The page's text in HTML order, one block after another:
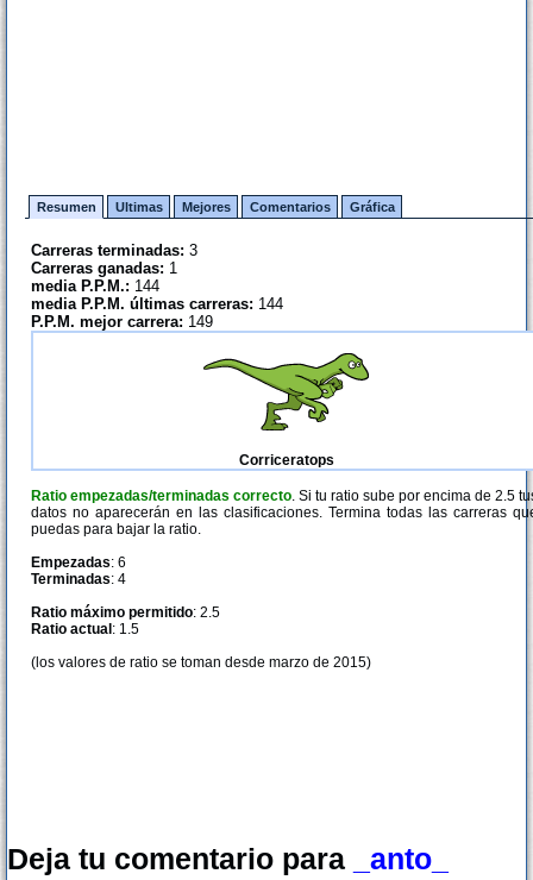
Resumen Ultimas Mejores Comentarios Gráfica
Carreras terminadas: 3
Carreras ganadas: 1
media P.P.M.: 144
media P.P.M. últimas carreras: 144
P.P.M. mejor carrera: 149
Corriceratops
Ratio empezadas/terminadas correcto. Si tu ratio sube por encima de 2.5
datos no aparecerán en las clasificaciones. Termina todas las carreras
puedas para bajar la ratio.
Empezadas: 6
Terminadas: 4
Ratio máximo permitido: 2.5
Ratio actual : 1.5
(los valores de ratio se toman desde marzo de 2015)
Deja tu comentario para _anto_